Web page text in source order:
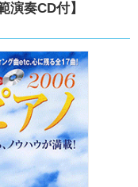
演奏CD付】